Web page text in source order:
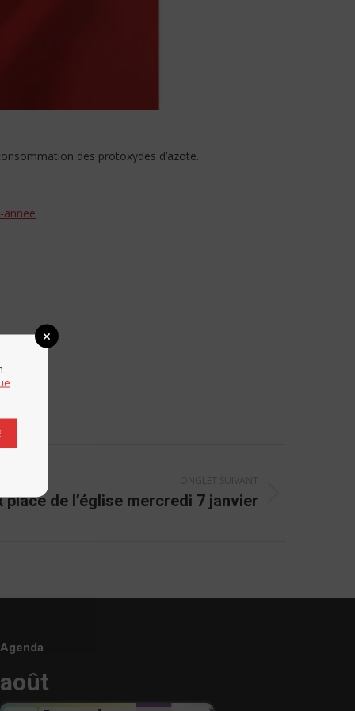
des protoxydes d’azote.
place de l’église mercredi 7 janvier
Agenda
août